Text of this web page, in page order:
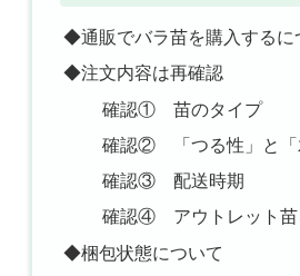
◆通販でバラ苗を購入するに
◆注文内容は再確認
確認① 苗のタイプ
確認② 「つる性」と「
確認③ 配送時期
確認④ アウトレット苗
◆梱包状態について